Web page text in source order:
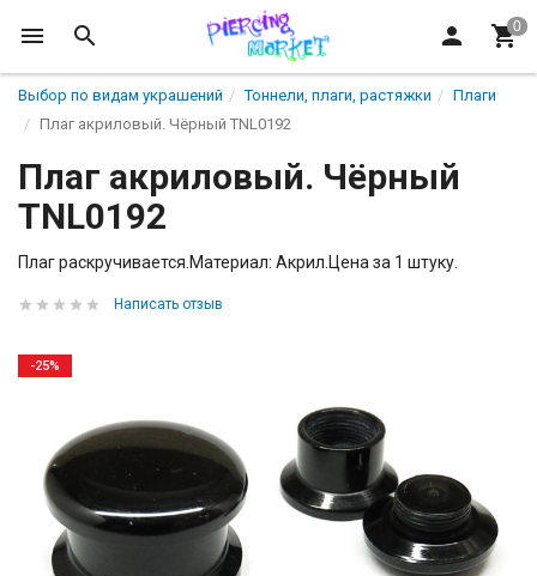
Выбор по видам украшений Тоннели, плаги, растяжки
Плаги
Плаг акриловый. Чёрный TNL0192
Плаг акриловый. Чёрный
TNL0192
Плаг раскручивается.Материал: Акрил.Цена за 1 штуку.
Написать отзыв
-25%